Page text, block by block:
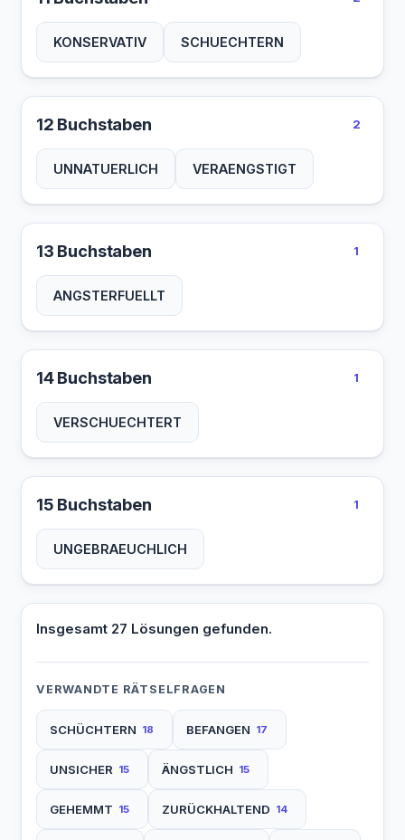
KONSERVATIV SCHUECHTERN
12 Buchstaben 2
UNNATUERLICH VERAENGSTIGT
13 Buchstaben 1
ANGSTERFUELLT
14 Buchstaben 1
VERSCHUECHTERT
15 Buchstaben 1
UNGEBRAEUCHLICH
Insgesamt 27 Lösungen gefunden.
VERWANDTE RÄTSELFRAGEN
SCHÜCHTERN 18 BEFANGEN 17
UNSICHER 15 ÄNGSTLICH 15
GEHEMMT 15 ZURÜCKHALTEND 14